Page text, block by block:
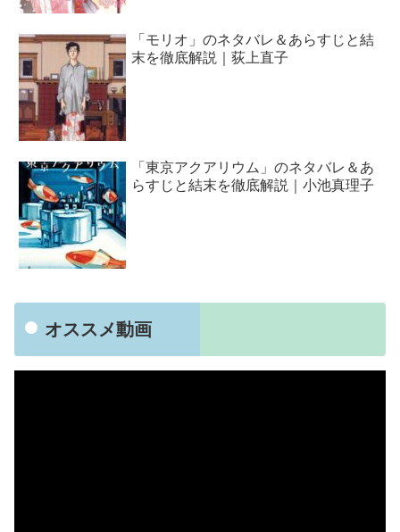
「モリオ」のネタバレ＆あらすじと結
末を徹底解説｜荻上直子
「東京アクアリウム」のネタバレ＆あ
らすじと結末を徹底解説｜小池真理子
オススメ動画